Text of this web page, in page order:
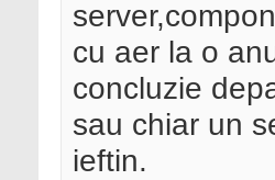
cu aer la o
concluzie
sau chiar un
ieftin.